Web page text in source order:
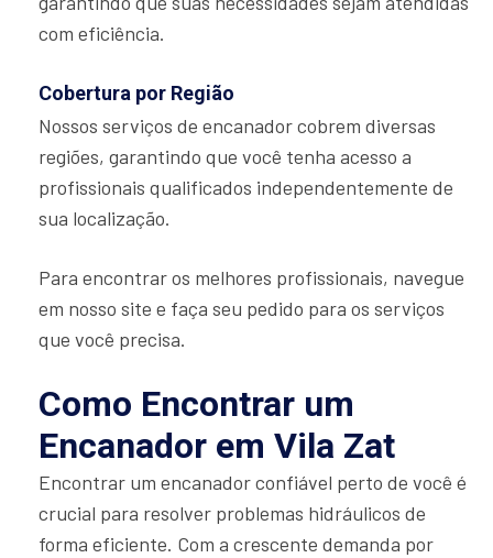
com eficiência.
Cobertura por Região
Nossos serviços de encanador cobrem diversas
regiões, garantindo que você tenha acesso a
profissionais qualificados independentemente de
sua localização.
Para encontrar os melhores profissionais, navegue
em nosso site e faça seu pedido para os serviços
que você precisa.
Como Encontrar um
Encanador em Vila Zat
Encontrar um encanador confiável perto de você é
crucial para resolver problemas hidráulicos de
forma eficiente. Com a crescente demanda por